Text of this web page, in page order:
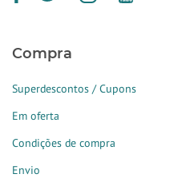
Compra
Superdescontos / Cupons
Em oferta
Condições de compra
Envio